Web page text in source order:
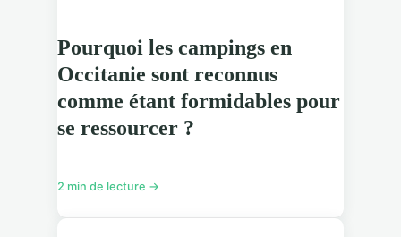
Pourquoi les campings en
Occitanie sont reconnus
comme étant formidables pour
se ressourcer ?
2 min de lecture →